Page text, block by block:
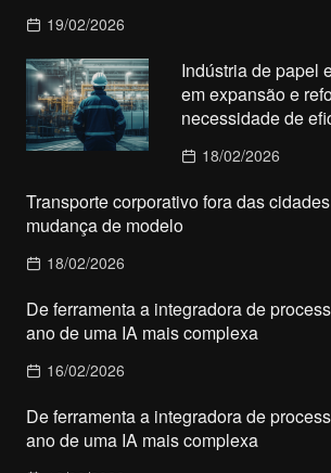
19/02/2026
Indústria de papel
em expansão e
necessidade de
18/02/2026
Transporte corporativo fora das
mudança de modelo
18/02/2026
De ferramenta a integradora de
ano de uma IA mais complexa
16/02/2026
De ferramenta a integradora de
ano de uma IA mais complexa